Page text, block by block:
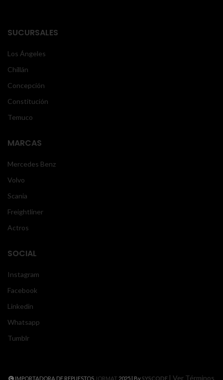
SUCURSALES
Los Ángeles
Chillán
Concepción
Constitución
Temuco
MARCAS
Mercedes Benz
Volvo
Scania
Freightliner
Actros
SOCIAL
Instagram
Facebook
Linkedin
Whatsapp
Tumblr
IMPORTADORA DE REPUESTOS JORMAT 2025 | BySYSCODE | Ver Términos